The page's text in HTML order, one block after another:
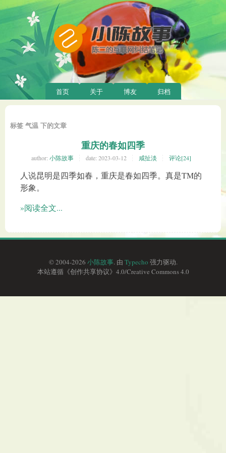
首页 关于 博友 归档
标签 气温 下的文章
重庆的春如四季
author: 小陈故事 date: 2023-03-12 咸扯淡 评论[24]
人说昆明是四季如春，重庆是春如四季。真是TM的
形象。
»阅读全文...
© 2004-2026 小陈故事. 由 Typecho 强力驱动.
本站遵循《创作共享协议》4.0/Creative Commons 4.0